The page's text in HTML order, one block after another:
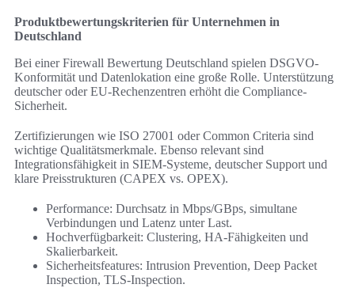
Produktbewertungskriterien für Unternehmen in
Deutschland
Bei einer Firewall Bewertung Deutschland spielen DSGVO-
Konformität und Datenlokation eine große Rolle. Unterstützung
deutscher oder EU-Rechenzentren erhöht die Compliance-
Sicherheit.
Zertifizierungen wie ISO 27001 oder Common Criteria sind
wichtige Qualitätsmerkmale. Ebenso relevant sind
Integrationsfähigkeit in SIEM-Systeme, deutscher Support und
klare Preisstrukturen (CAPEX vs. OPEX).
Performance: Durchsatz in Mbps/GBps, simultane
Verbindungen und Latenz unter Last.
Hochverfügbarkeit: Clustering, HA-Fähigkeiten und
Skalierbarkeit.
Sicherheitsfeatures: Intrusion Prevention, Deep Packet
Inspection, TLS-Inspection.